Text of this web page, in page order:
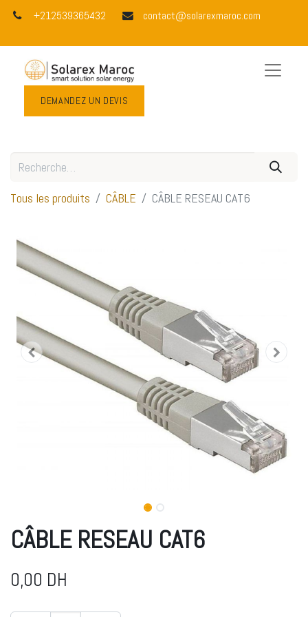
+212539365432 contact@solarexmaroc.com
DEMANDEZ UN DEVIS
Tous les produits CÂBLE CÂBLE RESEAU CAT6
CÂBLE RESEAU CAT6
0,00 DH